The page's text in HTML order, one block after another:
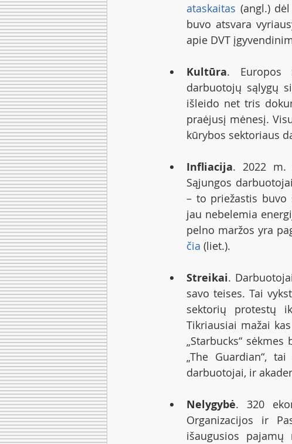
ataskaitas (angl.)
buvo atsvara
apie DVT
Kultūra. Europos
darbuotojų sąlygų
išleido net tris
praėjusį mėnesį.
kūrybos sektoriaus
Infliacija. 2022 m.
Sąjungos
– to priežastis buvo
jau nebelemia
čia (liet.).
Streikai.
savo teises. Tai
sektorių protestų
Tikriausiai mažai
„Starbucks“
„The Guardian“,
darbuotojai, ir
Nelygybė. 320
Organizacijos ir
išaugusios